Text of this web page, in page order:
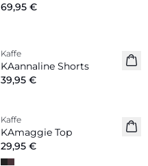
69,95 €
Kaffe
KAannaline Shorts
39,95 €
Nouveautés
Kaffe
KAmaggie Top
29,95 €